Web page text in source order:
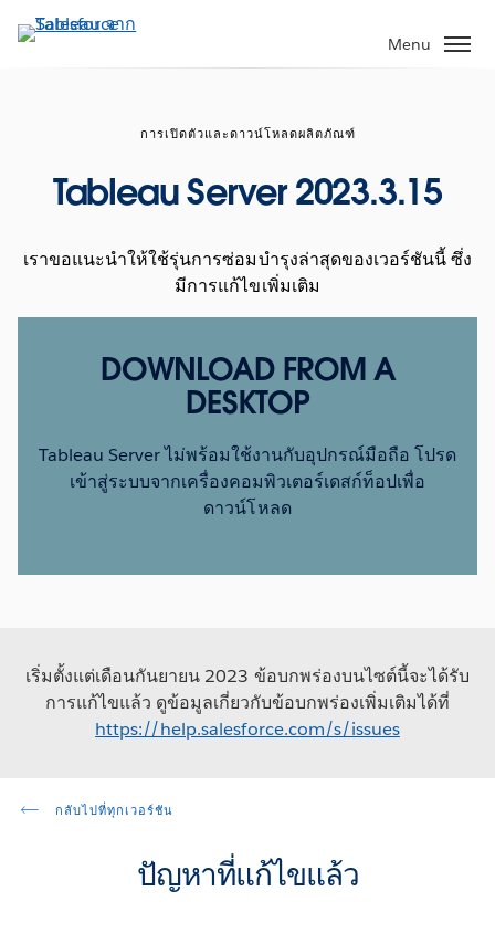
ไป
Menu
การเปิดตัวและดาวน์โหลดผลิตภัณฑ์
Tableau Server 2023.3.15
เราขอแนะนำให้ใช้รุ่นการซ่อมบำรุงล่าสุดของเวอร์ชันนี้ ซึ่ง
มีการแก้ไขเพิ่มเติม
DOWNLOAD FROM A
DESKTOP
Tableau Server ไม่พร้อมใช้งานกับอุปกรณ์มือถือ โปรด
เข้าสู่ระบบจากเครื่องคอมพิวเตอร์เดสก์ท็อปเพื่อ
ดาวน์โหลด
เริ่มตั้งแต่เดือนกันยายน 2023 ข้อบกพร่องบนไซต์นี้จะได้รับ
การแก้ไขแล้ว ดูข้อมูลเกี่ยวกับข้อบกพร่องเพิ่มเติมได้ที่
https://help.salesforce.com/s/issues
กลับไปที่ทุกเวอร์ชัน
ปัญหาที่แก้ไขแล้ว